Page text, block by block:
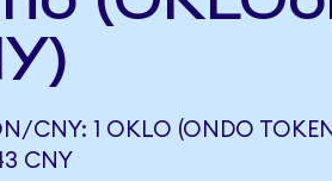
CNY: 1 OKLO (ONDO
CNY